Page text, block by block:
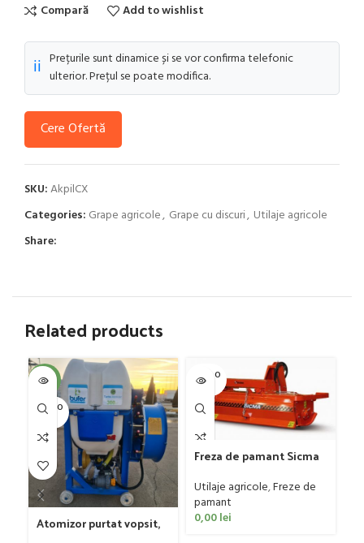
Compară Add to wishlist
ℹ️ Prețurile sunt dinamice și se vor confirma telefonic
ulterior. Prețul se poate modifica.
Cere Ofertă
SKU:AkpilCX
Categories: Grape agricole, Grape cu discuri, Utilaje agricole
Share:
Related products
-4%
SOLD O
UT
Atomizor purtat vopsit,
SOLD O
UT
Freza de pamant Sicma
50 CP
Utilaje agricole,Freze de
pamant
0,00lei